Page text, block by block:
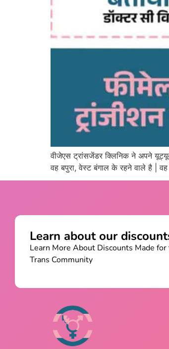
वीजेएस ट्रांसजेंडर क्लिनिक ने अपने
वह बपुरा, वेस्ट बंगाल के रहने वाले है |
Learn about our
Learn More About Discounts Made for
Trans Community